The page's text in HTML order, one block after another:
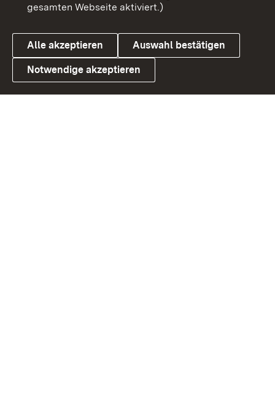
Link zum Landesportal
Datenschutz
Cookies
gesamten Webseite aktiviert.)
Alle akzeptieren Auswahl bestätigen
Notwendige akzeptieren